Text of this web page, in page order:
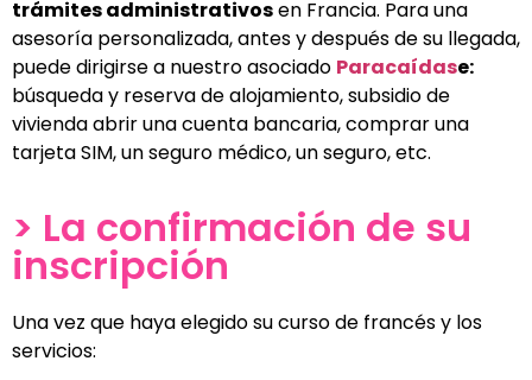
trámites administrativosen Francia. Para una
asesoría personalizada, antes y después de su llegada,
puede dirigirse a nuestro asociado Paracaídase:
búsqueda y reserva de alojamiento, subsidio de
vivienda abrir una cuenta bancaria, comprar una
tarjeta SIM, un seguro médico, un seguro, etc.
> La confirmación de su
inscripción
Una vez que haya elegido su curso de francés y los
servicios: